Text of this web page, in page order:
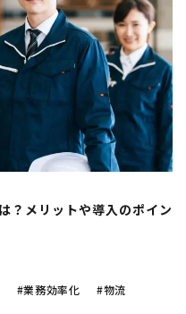
？メリットや導入のポイン
#業務効率化
#物流